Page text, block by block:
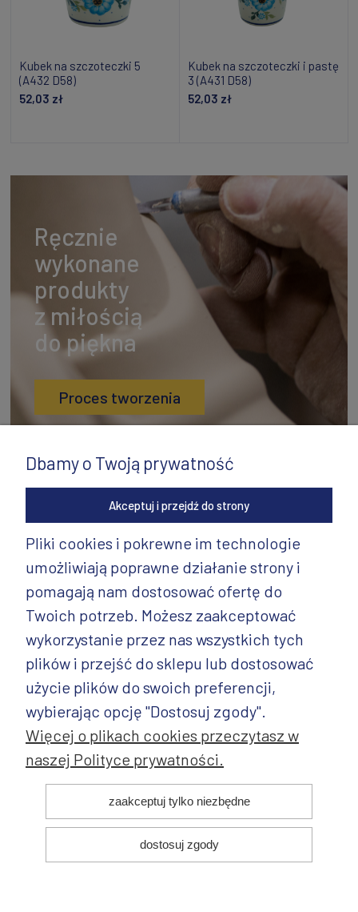
Kubek na szczoteczki 5
(A432 D58)
52,03 zł
Kubek na szczoteczki i pastę
3 (A431 D58)
52,03 zł
Ręcznie
wykonane
produkty
z miłością
do piękna
Proces tworzenia
INFORMACJE
PRODUKTY CD.
POZOSTAŁE
Dbamy o Twoją prywatność
Akceptuj i przejdź do strony
Pliki cookies i pokrewne im technologie
umożliwiają poprawne działanie strony i
pomagają nam dostosować ofertę do
Twoich potrzeb. Możesz zaakceptować
wykorzystanie przez nas wszystkich tych
plików i przejść do sklepu lub dostosować
użycie plików do swoich preferencji,
wybierając opcję "Dostosuj zgody".
Więcej o plikach cookies przeczytasz w
naszej Polityce prywatności.
zaakceptuj tylko niezbędne
dostosuj zgody